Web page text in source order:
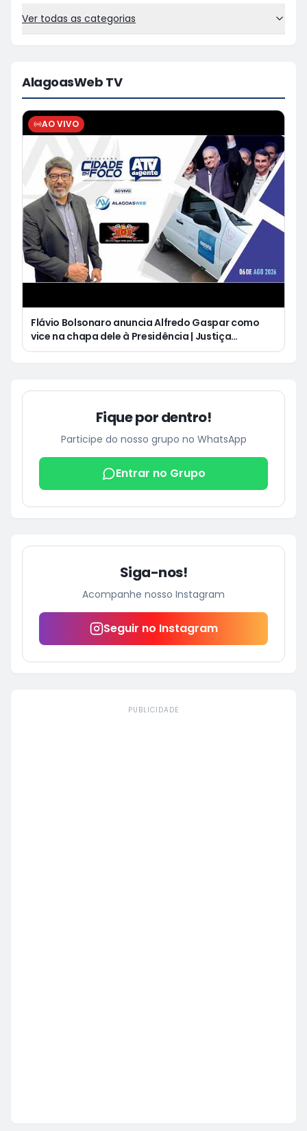
Ver todas as categorias
AlagoasWeb TV
AO VIVO
Flávio Bolsonaro anuncia Alfredo Gaspar como
vice na chapa dele à Presidência | Justiça
condena Equatorial a pagar R$ 3 mil a cliente que
Fique por dentro!
Participe do nosso grupo no WhatsApp
Entrar no Grupo
Siga-nos!
Acompanhe nosso Instagram
Seguir no Instagram
PUBLICIDADE